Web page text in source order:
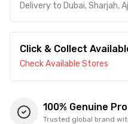
Delivery to Dubai, Sharjah,
Click & Collect
Check Available Stores
100% Genuine
Trusted global brand